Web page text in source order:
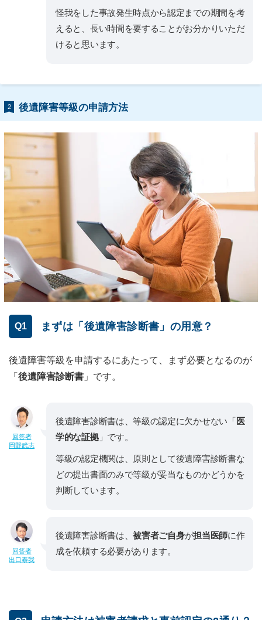
怪我をした事故発生時点から認定までの期間を考
えると、長い時間を要することがお分かりいただ
けると思います。
2 後遺障害等級の申請方法
Q1 まずは「後遺障害診断書」の用意？
後遺障害等級を申請するにあたって、まず必要となるのが
「 後遺障害診断書 」です。
回答者
岡野武志
後遺障害診断書は、等級の認定に欠かせない「医
学的な証拠」です。
等級の認定機関は、原則として後遺障害診断書な
どの提出書面のみで等級が妥当なものかどうかを
判断しています。
回答者
出口泰我
後遺障害診断書は、被害者ご自身が担当医師に作
成を依頼する必要があります。